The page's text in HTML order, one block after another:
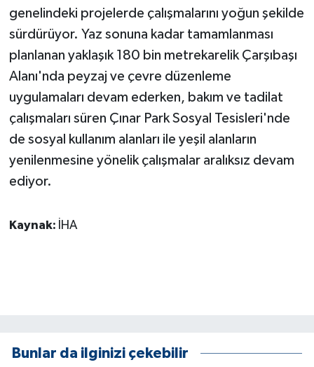
genelindeki projelerde çalışmalarını yoğun şekilde
sürdürüyor. Yaz sonuna kadar tamamlanması
planlanan yaklaşık 180 bin metrekarelik Çarşıbaşı
Alanı'nda peyzaj ve çevre düzenleme
uygulamaları devam ederken, bakım ve tadilat
çalışmaları süren Çınar Park Sosyal Tesisleri'nde
de sosyal kullanım alanları ile yeşil alanların
yenilenmesine yönelik çalışmalar aralıksız devam
ediyor.
Kaynak: İHA
Bunlar da ilginizi çekebilir